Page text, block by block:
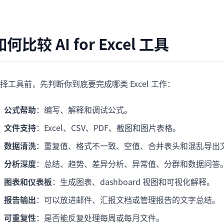
何比较 AI for Excel 工具
工具前，先判断你到底要完成哪类 Excel 工作：
公式帮助：编写、解释和调试公式。
文件支持：Excel、CSV、PDF、截图和图片表格。
数据清洗：重复值、格式不一致、空值、合并表头和混乱导出
分析深度：总结、趋势、差异分析、异常值、分群和数据问答。
图表和仪表板：生成图表、dashboard 视图和可视化解释。
报告输出：可以放进邮件、汇报文档或管理报告的文字总结。
可重复性：是否能反复处理每周或每月文件。